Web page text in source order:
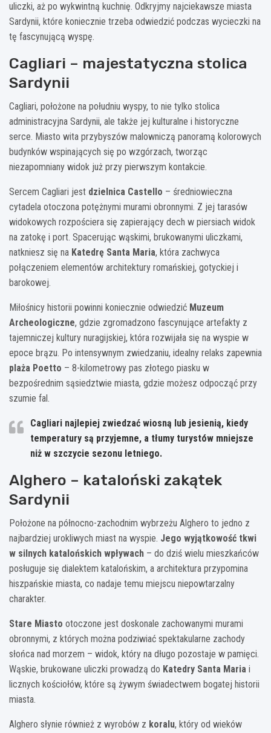
uliczki, aż po wykwintną kuchnię. Odkryjmy najciekawsze miasta
Sardynii, które koniecznie trzeba odwiedzić podczas wycieczki na
tę fascynującą wyspę.
Cagliari – majestatyczna stolica
Sardynii
Cagliari, położone na południu wyspy, to nie tylko stolica
administracyjna Sardynii, ale także jej kulturalne i historyczne
serce. Miasto wita przybyszów malowniczą panoramą kolorowych
budynków wspinających się po wzgórzach, tworząc
niezapomniany widok już przy pierwszym kontakcie.
Sercem Cagliari jest dzielnica Castello – średniowieczna
cytadela otoczona potężnymi murami obronnymi. Z jej tarasów
widokowych rozpościera się zapierający dech w piersiach widok
na zatokę i port. Spacerując wąskimi, brukowanymi uliczkami,
natkniesz się na Katedrę Santa Maria, która zachwyca
połączeniem elementów architektury romańskiej, gotyckiej i
barokowej.
Miłośnicy historii powinni koniecznie odwiedzić Muzeum
Archeologiczne, gdzie zgromadzono fascynujące artefakty z
tajemniczej kultury nuragijskiej, która rozwijała się na wyspie w
epoce brązu. Po intensywnym zwiedzaniu, idealny relaks zapewnia
plaża Poetto – 8-kilometrowy pas złotego piasku w
bezpośrednim sąsiedztwie miasta, gdzie możesz odpocząć przy
szumie fal.
Cagliari najlepiej zwiedzać wiosną lub jesienią, kiedy
temperatury są przyjemne, a tłumy turystów mniejsze
niż w szczycie sezonu letniego.
Alghero – kataloński zakątek
Sardynii
Położone na północno-zachodnim wybrzeżu Alghero to jedno z
najbardziej urokliwych miast na wyspie. Jego wyjątkowość tkwi
w silnych katalońskich wpływach – do dziś wielu mieszkańców
posługuje się dialektem katalońskim, a architektura przypomina
hiszpańskie miasta, co nadaje temu miejscu niepowtarzalny
charakter.
Stare Miasto otoczone jest doskonale zachowanymi murami
obronnymi, z których można podziwiać spektakularne zachody
słońca nad morzem – widok, który na długo pozostaje w pamięci.
Wąskie, brukowane uliczki prowadzą do Katedry Santa Maria i
licznych kościołów, które są żywym świadectwem bogatej historii
miasta.
Alghero słynie również z wyrobów z koralu, który od wieków